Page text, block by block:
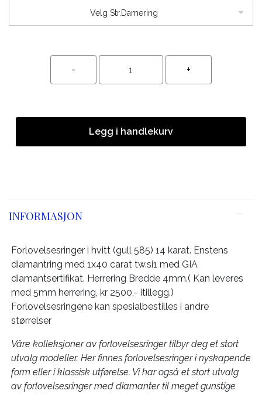
Velg Str.Damering
Legg i handlekurv
INFORMASJON
Forlovelsesringer i hvitt (gull 585) 14 karat. Enstens
diamantring med 1x40 carat tw.si1 med GIA
diamantsertifikat. Herrering Bredde 4mm.( Kan leveres
med 5mm herrering, kr 2500,- itillegg.)
Forlovelsesringene kan spesialbestilles i andre
størrelser
Våre kolleksjoner av forlovelsesringer tilbyr deg et stort
utvalg modeller. Her finnes forlovelsesringer i nyskapende
form eller i klassisk utførelse. Vi har også et stort utvalg
av forlovelsesringer med diamanter til meget gunstige